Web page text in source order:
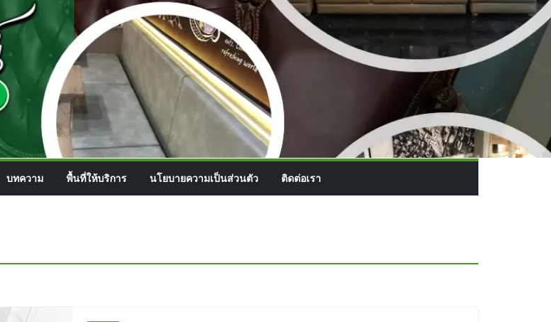
บทความ พื้นที่ให้บริการ นโยบายความเป็นส่วนตัว ติดต่อเรา